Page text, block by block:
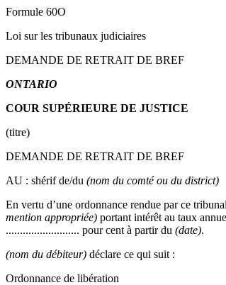
Formule 60O
Loi sur les tribunaux judiciaires
DEMANDE DE RETRAIT DE BREF
ONTARIO
COUR SUPÉRIEURE DE JUSTICE
(titre)
DEMANDE DE RETRAIT DE BREF
AU : shérif de/du (nom du comté ou du district)
En vertu d’une ordonnance rendue par ce
mention appropriée) portant intérêt au taux
.......................... pour cent à partir du (date).
(nom du débiteur) déclare ce qui suit :
Ordonnance de libération